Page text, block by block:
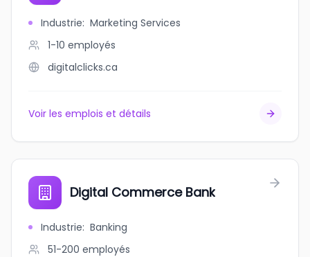
Industrie: Marketing Services
1-10 employés
digitalclicks.ca
Voir les emplois et détails
Digital Commerce Bank
Industrie: Banking
51-200 employés